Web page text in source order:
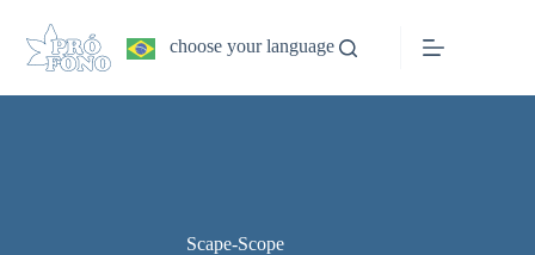
conteúdo
choose your language
Scape-Scope